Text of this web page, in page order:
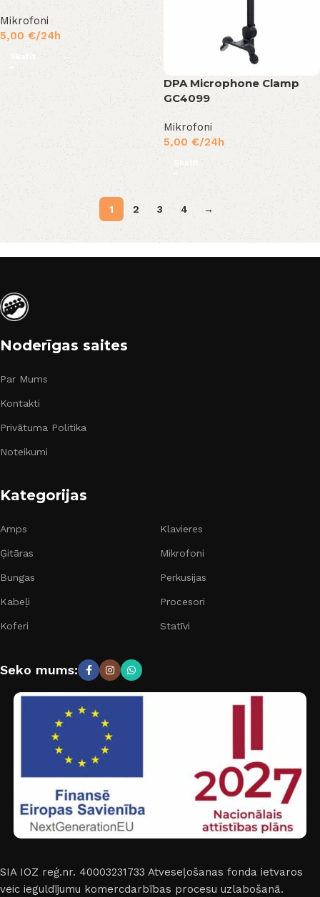
Mikrofoni
5,00 €/24h
Skatīt
DPA Microphone Clamp
GC4099
Mikrofoni
5,00 €/24h
Skatīt
1 2 3 4 →
Noderīgas saites
Par Mums
Kontakti
Privātuma Politika
Noteikumi
Kategorijas
Amps
Ģitāras
Bungas
Kabeļi
Koferi
Klavieres
Mikrofoni
Perkusijas
Procesori
Statīvi
Seko mums:
SIA IOZ reģ.nr. 40003231733 Atveseļošanas fonda ietvaros
veic ieguldījumu komercdarbības procesu uzlabošanā.